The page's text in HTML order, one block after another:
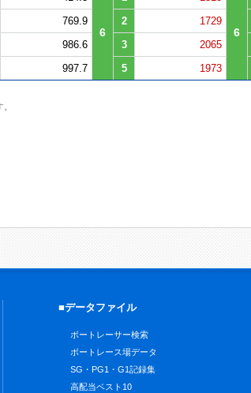
6 6
769.9 2 1729
986.6 3 2065
997.7 5 1973
■データファイル
ボートレーサー検索
ボートレース場データ
SG・PG1・G1記録集
高配当ベスト10